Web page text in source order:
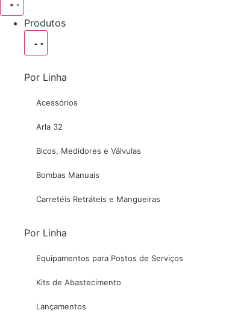
Produtos
Por Linha
Acessórios
Arla 32
Bicos, Medidores e Válvulas
Bombas Manuais
Carretéis Retráteis e Mangueiras
Por Linha
Equipamentos para Postos de Serviços
Kits de Abastecimento
Lançamentos